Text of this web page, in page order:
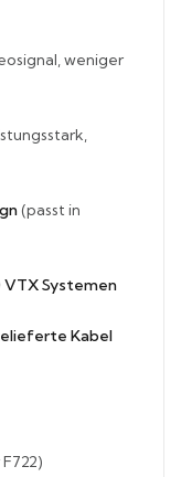
weniger
(passt in
VTX Systemen
Kabel